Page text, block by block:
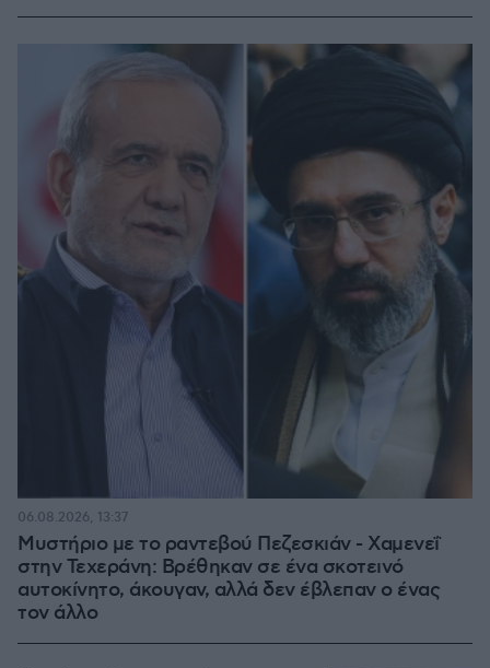
Μυστήριο με το ραντεβού Πεζεσκιάν - Χαμενεΐ
στην Τεχεράνη: Βρέθηκαν σε ένα σκοτεινό
αυτοκίνητο, άκουγαν, αλλά δεν έβλεπαν ο ένας
τον άλλο
06.08.2026, 13:37